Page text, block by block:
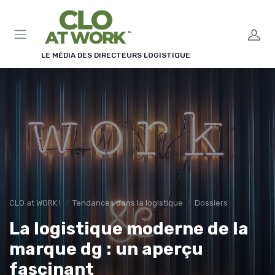
LE MÉDIA DES DIRECTEURS LOGISTIQUE
CLO at WORK ! Tendances dans la logistique Dossiers
La logistique moderne de la
marque dg : un aperçu
fascinant
Panneau de gestion des cookies